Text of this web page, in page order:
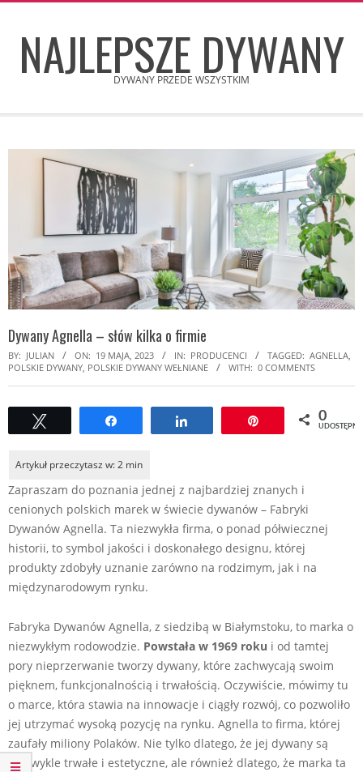
contentNAJLEPSZE DYWANY
DYWANY PRZEDE WSZYSTKIM
Dywany Agnella – słów kilka o firmie
BY: JULIAN ON: 19 MAJA, 2023 IN: PRODUCENCI TAGGED: AGNELLA
POLSKIE DYWANY POLSKIE DYWANY WEŁNIANE WITH: 0 COMMENTS
Udostępnij Udostępnij Przypnij 0
Zapraszam do poznania jednej z najbardziej znanych i
cenionych polskich marek w świecie dywanów – Fabryki
Dywanów Agnella. Ta niezwykła firma, o ponad półwiecznej
historii, to symbol jakości i doskonałego designu, której
produkty zdobyły uznanie zarówno na rodzimym, jak i na
międzynarodowym rynku.
Fabryka Dywanów Agnella, z siedzibą w Białymstoku, to marka o
niezwykłym rodowodzie. Powstała w 1969 roku i od tamtej
pory nieprzerwanie tworzy dywany, które zachwycają swoim
pięknem, funkcjonalnością i trwałością. Oczywiście, mówimy tu
o marce, która stawia na innowacje i ciągły rozwój, co pozwoliło
jej utrzymać wysoką pozycję na rynku. Agnella to firma, której
zaufały miliony Polaków. Nie tylko dlatego, że jej dywany są
niezwykle trwałe i estetyczne, ale również dlatego, że marka ta